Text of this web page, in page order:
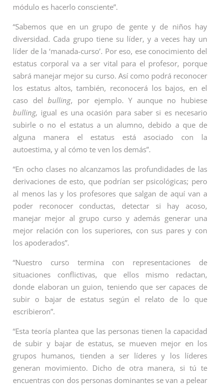
módulo es hacerlo consciente”.
“Sabemos que en un grupo de gente y de niños hay
diversidad. Cada grupo tiene su líder, y a veces hay un
líder de la ‘manada-curso’. Por eso, ese conocimiento del
estatus corporal va a ser vital para el profesor, porque
sabrá manejar mejor su curso. Así como podrá reconocer
los estatus altos, también, reconocerá los bajos, en el
caso del bulling, por ejemplo. Y aunque no hubiese
bulling, igual es una ocasión para saber si es necesario
subirle o no el estatus a un alumno, debido a que de
alguna manera el estatus está asociado con la
autoestima, y al cómo te ven los demás”.
“En ocho clases no alcanzamos las profundidades de las
derivaciones de esto, que podrían ser psicológicas; pero
al menos las y los profesores que salgan de aquí van a
poder reconocer conductas, detectar si hay acoso,
manejar mejor al grupo curso y además generar una
mejor relación con los superiores, con sus pares y con
los apoderados”.
“Nuestro curso termina con representaciones de
situaciones conflictivas, que ellos mismo redactan,
donde elaboran un guion, teniendo que ser capaces de
subir o bajar de estatus según el relato de lo que
escribieron”.
“Esta teoría plantea que las personas tienen la capacidad
de subir y bajar de estatus, se mueven mejor en los
grupos humanos, tienden a ser líderes y los líderes
generan movimiento. Dicho de otra manera, si tú te
encuentras con dos personas dominantes se van a pelear